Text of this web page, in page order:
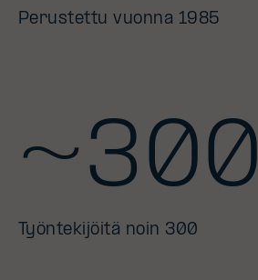
Perustettu vuonna 1985
~300
Työntekijöitä noin 300